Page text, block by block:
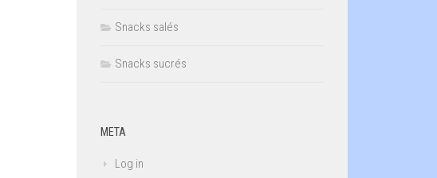
Snacks salés
Snacks sucrés
META
Log in